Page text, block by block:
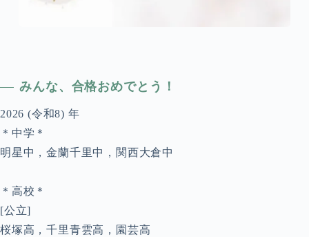
みんな、合格おめでとう！
2026 (令和8) 年
＊中学＊
明星中，金蘭千里中，関西大倉中
＊高校＊
[公立]
桜塚高，千里青雲高，園芸高